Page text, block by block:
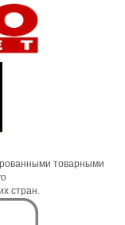
товарными
стран.